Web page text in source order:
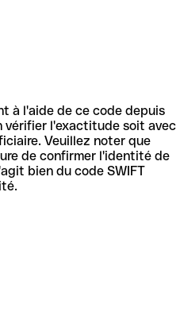
à l'aide de ce code depuis
vérifier l'exactitude soit avec
Veuillez noter que
de confirmer l'identité de
bien du code SWIFT